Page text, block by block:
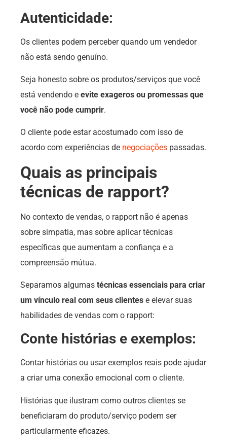
Autenticidade:
Os clientes podem perceber quando um vendedor
não está sendo genuíno.
Seja honesto sobre os produtos/serviços que você
está vendendo e evite exageros ou promessas que
você não pode cumprir.
O cliente pode estar acostumado com isso de
acordo com experiências de negociações passadas.
Quais as principais
técnicas de rapport?
No contexto de vendas, o rapport não é apenas
sobre simpatia, mas sobre aplicar técnicas
específicas que aumentam a confiança e a
compreensão mútua.
Separamos algumas técnicas essenciais para criar
um vínculo real com seus clientes e elevar suas
habilidades de vendas com o rapport:
Conte histórias e exemplos:
Contar histórias ou usar exemplos reais pode ajudar
a criar uma conexão emocional com o cliente.
Histórias que ilustram como outros clientes se
beneficiaram do produto/serviço podem ser
particularmente eficazes.